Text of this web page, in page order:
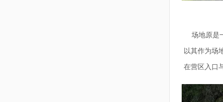
场地原是
以其作为场
在营区入口